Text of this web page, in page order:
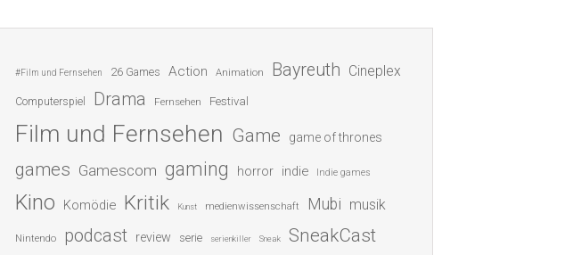
#Film und Fernsehen 26 Games Action Animation Bayreuth Cineplex
Computerspiel Drama Fernsehen Festival
Film und Fernsehen Game game of thrones
games Gamescom gaming horror indie Indie games
Kino Komödie Kritik Kunst medienwissenschaft Mubi musik
Nintendo podcast review serie serienkiller Sneak SneakCast